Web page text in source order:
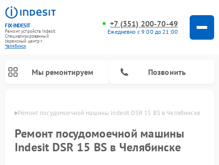
FIX-INDESIT
Ремонт устройств Indesit
Специализированный
cервисный центр г.
Челябинск
+7 (351) 200-70-49
Ежедневно с 9:00 до 21:00
Мы ремонтируем Позвонить
Ремонт посудомоечной машины Indesit DSR 15 BS в Челябинске
Ремонт посудомоечной машины
Indesit DSR 15 BS в Челябинске